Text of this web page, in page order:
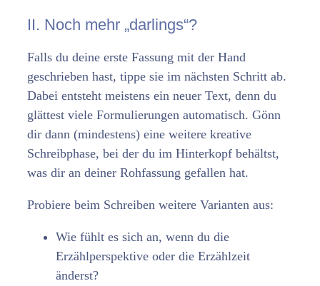
II. Noch mehr „darlings“?
Falls du deine erste Fassung mit der Hand
geschrieben hast, tippe sie im nächsten Schritt ab.
Dabei entsteht meistens ein neuer Text, denn du
glättest viele Formulierungen automatisch. Gönn
dir dann (mindestens) eine weitere kreative
Schreibphase, bei der du im Hinterkopf behältst,
was dir an deiner Rohfassung gefallen hat.
Probiere beim Schreiben weitere Varianten aus:
Wie fühlt es sich an, wenn du die
Erzählperspektive oder die Erzählzeit
änderst?